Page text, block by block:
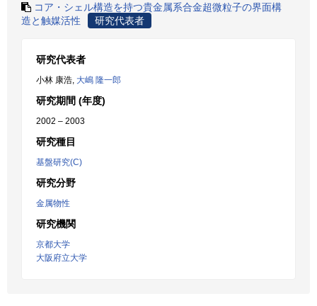
コア・シェル構造を持つ貴金属系合金超微粒子の界面構
造と触媒活性
研究代表者
研究代表者
小林 康浩, 大嶋 隆一郎
研究期間 (年度)
2002 – 2003
研究種目
基盤研究(C)
研究分野
金属物性
研究機関
京都大学
大阪府立大学